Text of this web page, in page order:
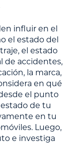
influir en el
el estado del
el estado
de accidentes,
la marca,
en qué
el punto
de tu
en tu
Luego,
e investiga